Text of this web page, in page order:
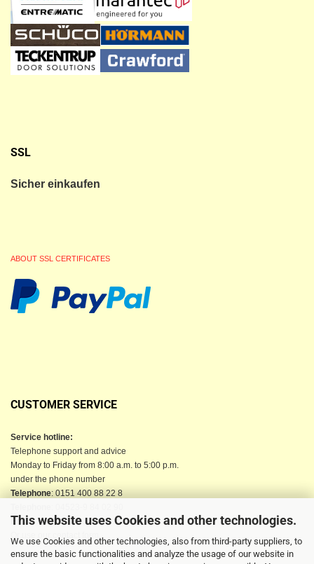
This website uses Cookies and other technologies.
We use Cookies and other technologies, also from third-party suppliers, to
ensure the basic functionalities and analyze the usage of our website in
SSL
Sicher einkaufen
ABOUT SSL CERTIFICATES
CUSTOMER SERVICE
Service hotline:
Telephone support and advice
Monday to Friday from 8:00 a.m. to 5:00 p.m.
under the phone number
Telephone: 0151 400 88 22 8
Email: info@berkau-onlineshop.de
Or use our contact form